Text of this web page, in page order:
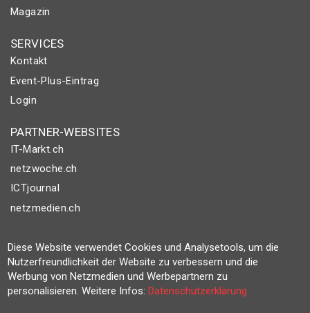
Magazin
SERVICES
Kontakt
Event-Plus-Eintrag
Login
PARTNER-WEBSITES
IT-Markt.ch
netzwoche.ch
ICTjournal
netzmedien.ch
Impressum
AGB
Nutzungsbestimmungen
Diese Website verwendet Cookies und Analysetools, um die
Nutzerfreundlichkeit der Website zu verbessern und die
Werbung von Netzmedien und Werbepartnern zu
personalisieren. Weitere Infos:Datenschutzerklärung